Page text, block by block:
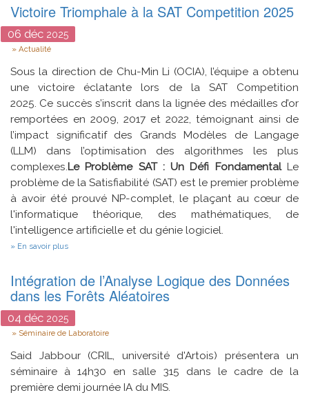
gestion
d'énergie
pour
un
et
autonome
Victoire Triomphale à la SAT Competition 2025
06 déc 2025
Type
Actualité
Sous la direction de Chu-Min Li (OCIA), l’équipe a obtenu
une victoire éclatante lors de la SAT Competition
2025. Ce succès s’inscrit dans la lignée des médailles d’or
remportées en 2009, 2017 et 2022, témoignant ainsi de
l’impact significatif des Grands Modèles de Langage
(LLM) dans l’optimisation des algorithmes les plus
complexes.Le Problème SAT : Un Défi FondamentalLe
problème de la Satisfiabilité (SAT) est le premier problème
à avoir été prouvé NP-complet, le plaçant au cœur de
l'informatique théorique, des mathématiques, de
l'intelligence artificielle et du génie logiciel.
En savoir plus
à
la
SAT
Competition
Intégration de l’Analyse Logique des Données
dans les Forêts Aléatoires
04 déc 2025
Type
Séminaire de Laboratoire
Said Jabbour (CRIL, université d'Artois) présentera un
séminaire à 14h30 en salle 315 dans le cadre de la
première demi journée IA du MIS.